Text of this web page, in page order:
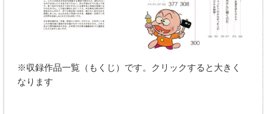
※収録作品一覧（もくじ）です。クリックすると大きく
なります